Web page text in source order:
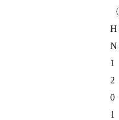
〈
H
N
1
2
0
1